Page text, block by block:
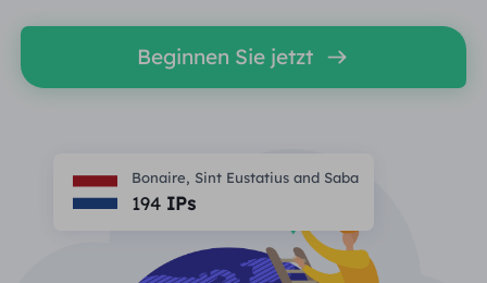
Ich habe kein heating
Unbegrenzter Wohn-Proxy $69.62
Berater für langfristige imap
NACH ANWENDUNGSFALL
Ressourcen
HELFEN
Deutsch
Beginnen Sie jetzt
Bonaire, Sint Eustatius and Saba
194IPs